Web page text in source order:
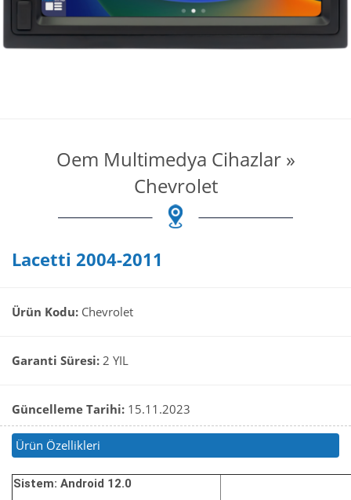
Oem Multimedya Cihazlar»
Chevrolet
Lacetti 2004-2011
Ürün Kodu: Chevrolet
Garanti Süresi: 2 YIL
Güncelleme Tarihi: 15.11.2023
Ürün Özellikleri
Sistem: Android 12.0